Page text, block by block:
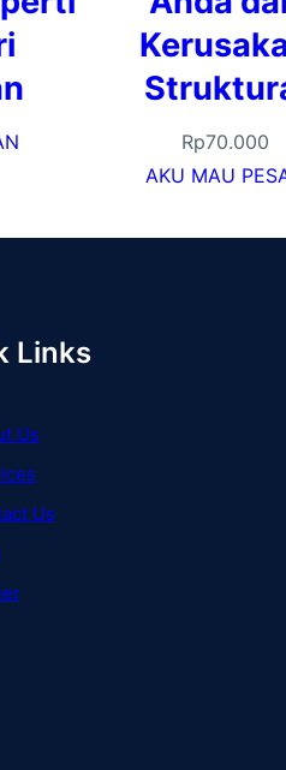
Rp70.000
AKU MAU
Links
Us
Us